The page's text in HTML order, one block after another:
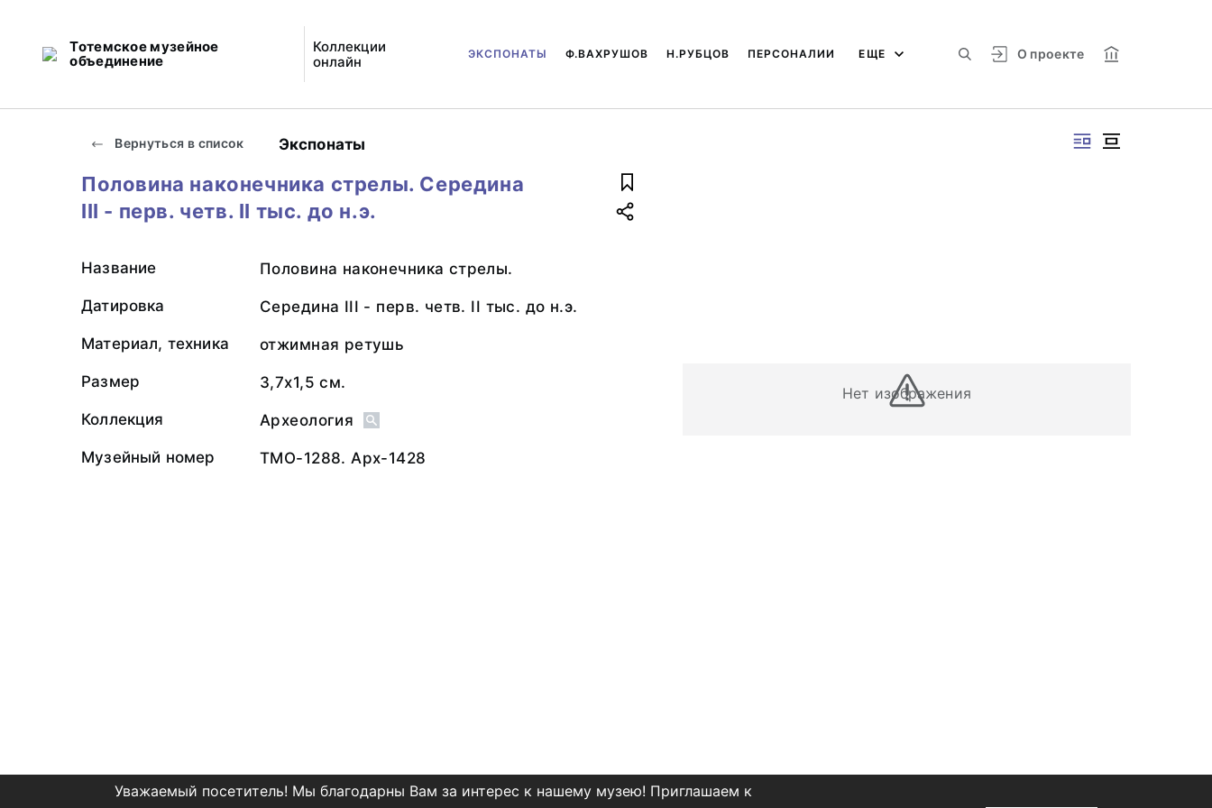
Тотемское музейное
объединение
Коллекции
онлайн
О проекте
ЭКСПОНАТЫ Ф.ВАХРУШОВ Н.РУБЦОВ ПЕРСОНАЛИИ ЕЩЕ
Вернуться в список Экспонаты
Нет изображения
Половина наконечника стрелы. Середина
III - перв. четв. II тыс. до н.э.
Название Половина наконечника стрелы.
Датировка Середина III - перв. четв. II тыс. до н.э.
Материал, техника отжимная ретушь
Размер 3,7х1,5 см.
Коллекция Археология
Музейный номер ТМО-1288. Арх-1428
Уважаемый посетитель! Мы благодарны Вам за интерес к нашему музею! Приглашаем к